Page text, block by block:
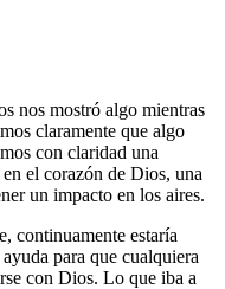
nos mostró algo mientras
claramente que algo
con claridad una
el corazón de Dios, una
un impacto en los aires.
continuamente estaría
para que cualquiera
con Dios. Lo que iba a